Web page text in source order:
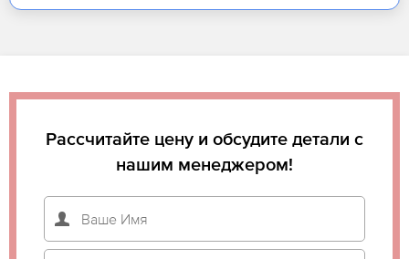
Рассчитайте цену и обсудите детали с
нашим менеджером!